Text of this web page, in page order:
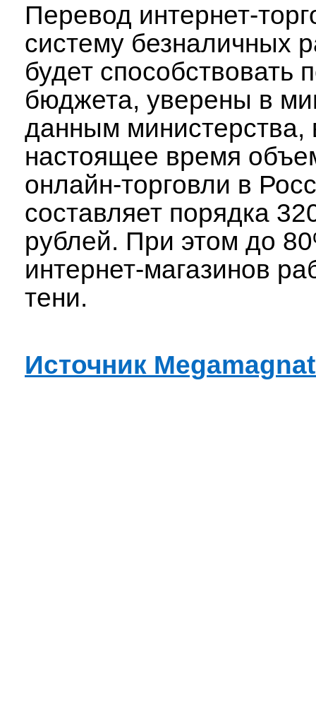
Перевод интернет-
систему безналичных
будет способствовать
бюджета, уверены в
данным министерства,
настоящее время
онлайн-торговли в
составляет порядка
рублей. При этом до
интернет-магазинов
тени.
Источник